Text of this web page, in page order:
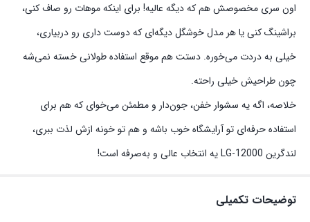
اون سری مخصوصش هم که دیگه عالیه! برای اینکه موهات رو صاف کنی،
براشینگ کنی یا هر مدل خوشگل دیگه‌ای که دوست داری رو دربیاری،
خیلی به دردت می‌خوره. دستت هم موقع استفاده طولانی خسته نمی‌شه
چون طراحیش خیلی راحته.
خلاصه، اگه یه سشوار خفن، جون‌دار و مطمئن می‌خوای که هم برای
استفاده حرفه‌ای تو آرایشگاه خوب باشه و هم تو خونه ازش لذت ببری،
لندگرین LG-12000 یه انتخاب عالی و به‌صرفه است!
توضیحات تکمیلی